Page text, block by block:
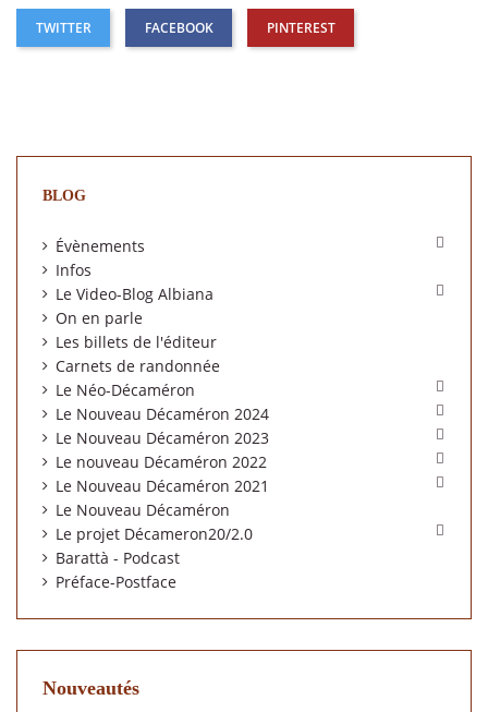
TWITTER FACEBOOK PINTEREST
BLOG
Évènements 
Infos
Le Video-Blog Albiana

On en parle
Les billets de l'éditeur
Carnets de randonnée
Le Néo-Décaméron

Le Nouveau Décaméron 2024 
Le Nouveau Décaméron 2023 
Le nouveau Décaméron 2022 
Le Nouveau Décaméron 2021 
Le Nouveau Décaméron
Le projet Décameron20/2.0

Barattà - Podcast
Préface-Postface
Nouveautés